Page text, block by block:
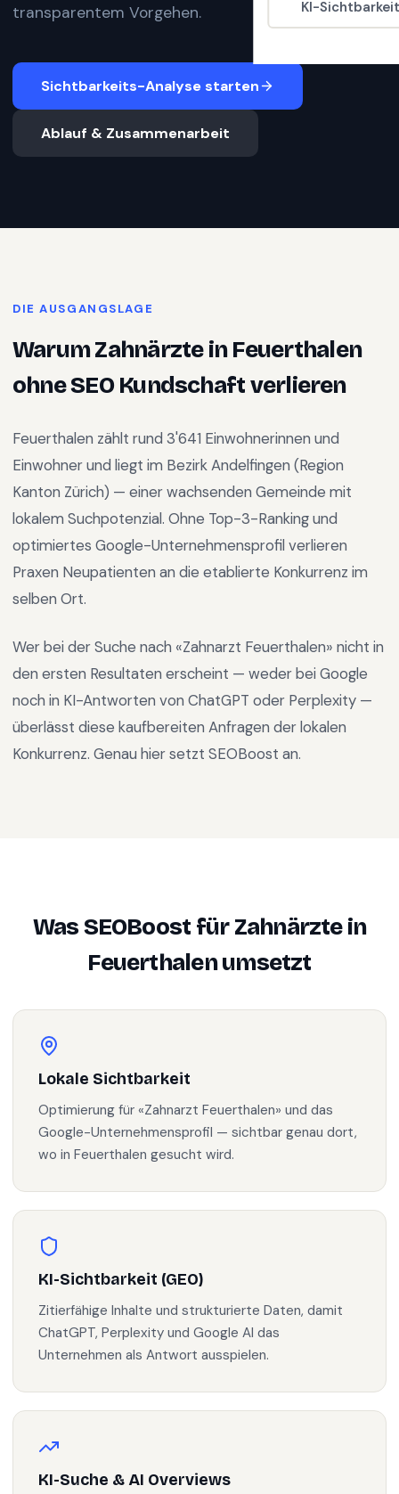
KI-
transparentem Vorgehen.
Sichtbarkeits-Analyse starten
Ablauf & Zusammenarbeit
DIE AUSGANGSLAGE
WarumZahnärzteinFeuerthalen
ohne SEO Kundschaft verlieren
Feuerthalen zählt rund 3'641 Einwohnerinnen und
Einwohner und liegt im Bezirk Andelfingen (Region
Kanton Zürich) — einer wachsenden Gemeinde mit
lokalem Suchpotenzial. Ohne Top-3-Ranking und
optimiertes Google-Unternehmensprofil verlieren
Praxen Neupatienten an die etablierte Konkurrenz im
selben Ort.
Wer bei der Suche nach «Zahnarzt Feuerthalen» nicht in
den ersten Resultaten erscheint — weder bei Google
noch in KI-Antworten von ChatGPT oder Perplexity —
überlässt diese kaufbereiten Anfragen der lokalen
Konkurrenz. Genau hier setzt SEOBoost an.
Was SEOBoost fürZahnärztein
Feuerthalenumsetzt
Lokale Sichtbarkeit
Optimierung für «Zahnarzt Feuerthalen» und das
Google-Unternehmensprofil — sichtbar genau dort,
wo in Feuerthalen gesucht wird.
KI-Sichtbarkeit (GEO)
Zitierfähige Inhalte und strukturierte Daten, damit
ChatGPT, Perplexity und Google AI das
Unternehmen als Antwort ausspielen.
KI-Suche & AI Overviews